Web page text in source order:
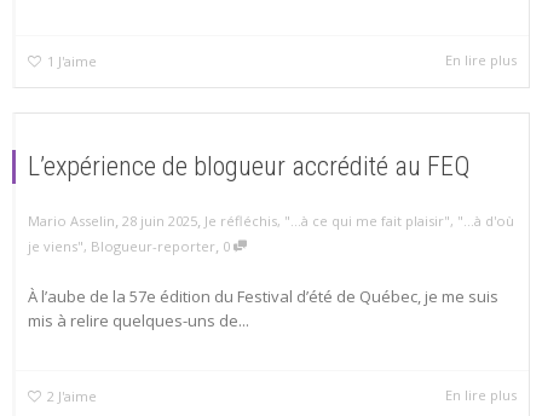
1 J'aime En lire plus
L’expérience de blogueur accrédité au FEQ
Mario Asselin, 28 juin 2025, Je réfléchis, "...à ce qui me fait plaisir", "...à d'où
je viens", Blogueur-reporter, 0
À l’aube de la 57e édition du Festival d’été de Québec, je me suis
mis à relire quelques-uns de...
2 J'aime En lire plus